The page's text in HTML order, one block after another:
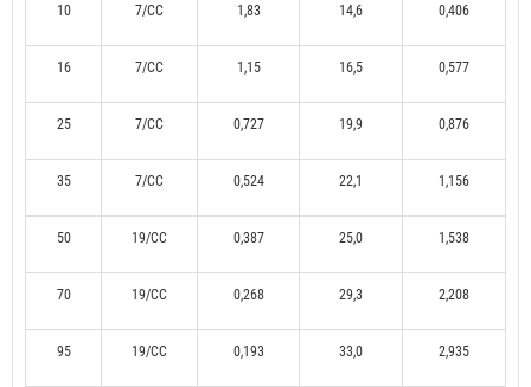
10 7/CC 1,83 14,6 0,406
16 7/CC 1,15 16,5 0,577
25 7/CC 0,727 19,9 0,876
35 7/CC 0,524 22,1 1,156
50 19/CC 0,387 25,0 1,538
70 19/CC 0,268 29,3 2,208
95 19/CC 0,193 33,0 2,935